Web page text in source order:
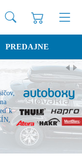
PREDAJNE
k